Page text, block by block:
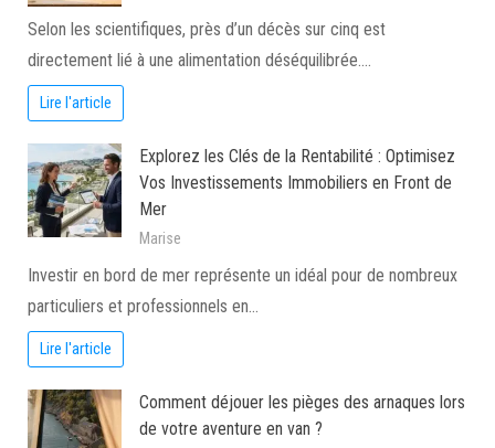
Selon les scientifiques, près d’un décès sur cinq est
directement lié à une alimentation déséquilibrée.…
Lire l'article
Explorez les Clés de la Rentabilité : Optimisez
Vos Investissements Immobiliers en Front de
Mer
Marise
Investir en bord de mer représente un idéal pour de nombreux
particuliers et professionnels en…
Lire l'article
Comment déjouer les pièges des arnaques lors
de votre aventure en van ?